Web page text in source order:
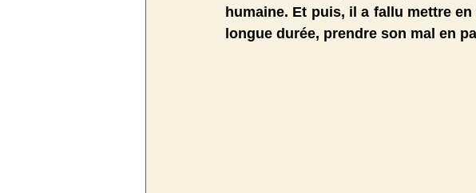
humaine. Et puis, il a fallu mettre
longue durée, prendre son mal en